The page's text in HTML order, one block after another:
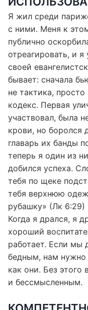
Я жил среди
с ними. Меня к
публично
отреагировать, и
своей
бывает: сначала
не тактика, просто
кодекс. Первая
участвовал, была
крови, но боролся
главарь их банды
теперь я один из
добился успеха.
тебя по щеке
тебя верхнюю
рубашку» (Лк 6:29)
Когда я дрался, я
хороший
работает. Если мы
бедным, нам нужно
как они. Без этого